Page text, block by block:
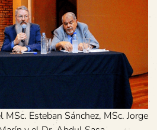
MSc. Esteban Sánchez, MSc. Jorge